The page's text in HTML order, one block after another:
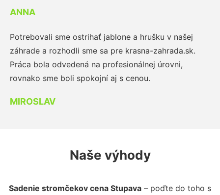
ANNA
Potrebovali sme ostrihať jablone a hrušku v našej
záhrade a rozhodli sme sa pre krasna-zahrada.sk.
Práca bola odvedená na profesionálnej úrovni,
rovnako sme boli spokojní aj s cenou.
MIROSLAV
Naše výhody
Sadenie stromčekov cena Stupava – poďte do toho s